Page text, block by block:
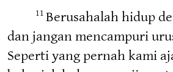
11 Berusahalah hidup
dan jangan mencampuri
Seperti yang pernah kami